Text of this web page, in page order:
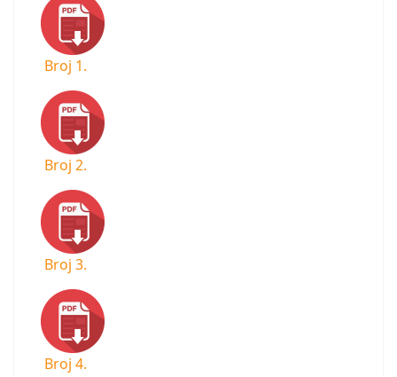
Broj 1.
Broj 2.
Broj 3.
Broj 4.